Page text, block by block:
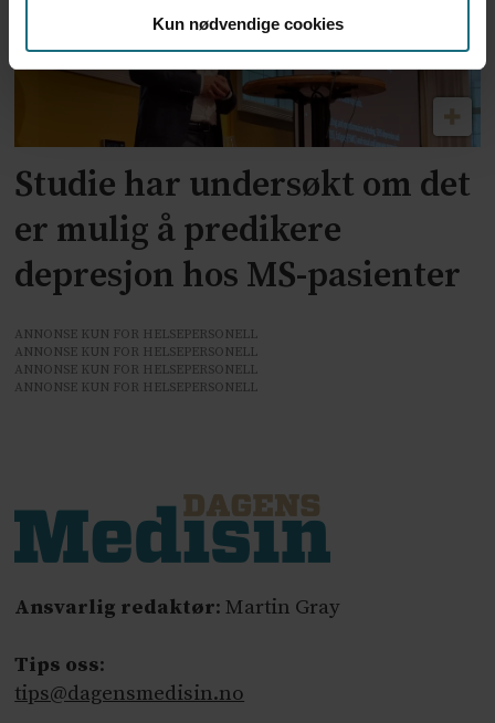
Kun nødvendige cookies
Studie har undersøkt om det
er mulig å predikere
depresjon hos MS-pasienter
ANNONSE KUN FOR HELSEPERSONELL
ANNONSE KUN FOR HELSEPERSONELL
ANNONSE KUN FOR HELSEPERSONELL
ANNONSE KUN FOR HELSEPERSONELL
Ansvarlig redaktør: Martin Gray
Tips oss:
tips@dagensmedisin.no